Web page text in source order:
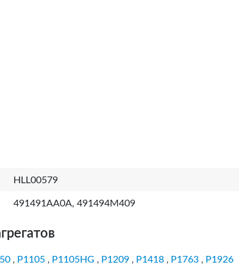
HLL00579
491491AA0A, 491494M409
, P1105 , P1105HG , P1209 , P1418 , P1763 , P1926